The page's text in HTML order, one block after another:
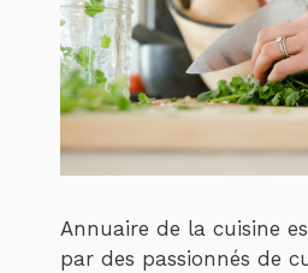
Annuaire de la cuisine
par des passionnés de